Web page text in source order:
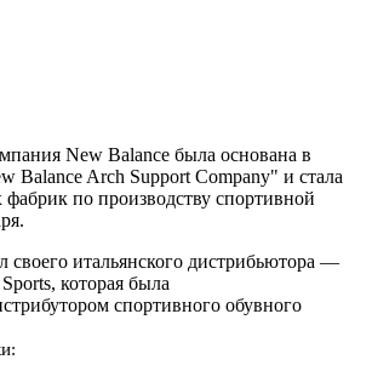
New Balance была основана в
Balance Arch Support Company" и стала
по производству спортивной
своего итальянского дистрибьютора —
которая была
спортивного обувного